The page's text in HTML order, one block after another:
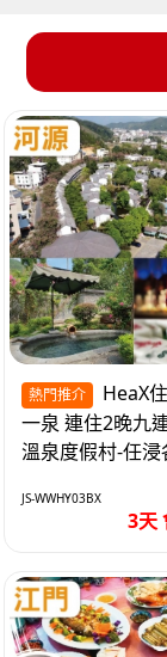
熱門推介
一泉 連住2晚九
溫泉度假村-任浸
JS-WWHY03BX
3天